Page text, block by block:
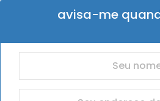
avisa-me